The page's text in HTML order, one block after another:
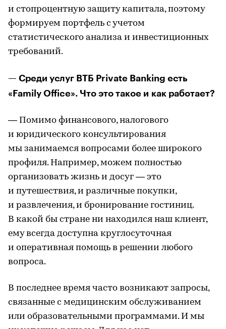
и стопроцентную защиту капитала, поэтому
формируем портфель с учетом
статистического анализа и инвестиционных
требований.
— Среди услуг ВТБ Private Banking есть
«Family Office». Что это такое и как работает?
— Помимо финансового, налогового
и юридического консультирования
мы занимаемся вопросами более широкого
профиля. Например, можем полностью
организовать жизнь и досуг — это
и путешествия, и различные покупки,
и развлечения, и бронирование гостиниц.
В какой бы стране ни находился наш клиент,
ему всегда доступна круглосуточная
и оперативная помощь в решении любого
вопроса.
В последнее время часто возникают запросы,
связанные с медицинским обслуживанием
или образовательными программами. И мы